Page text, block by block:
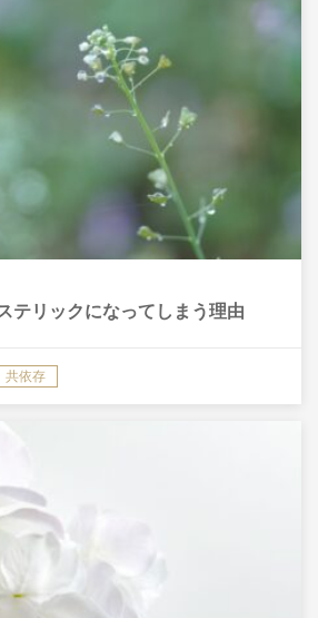
テリックになってしまう理由
共依存